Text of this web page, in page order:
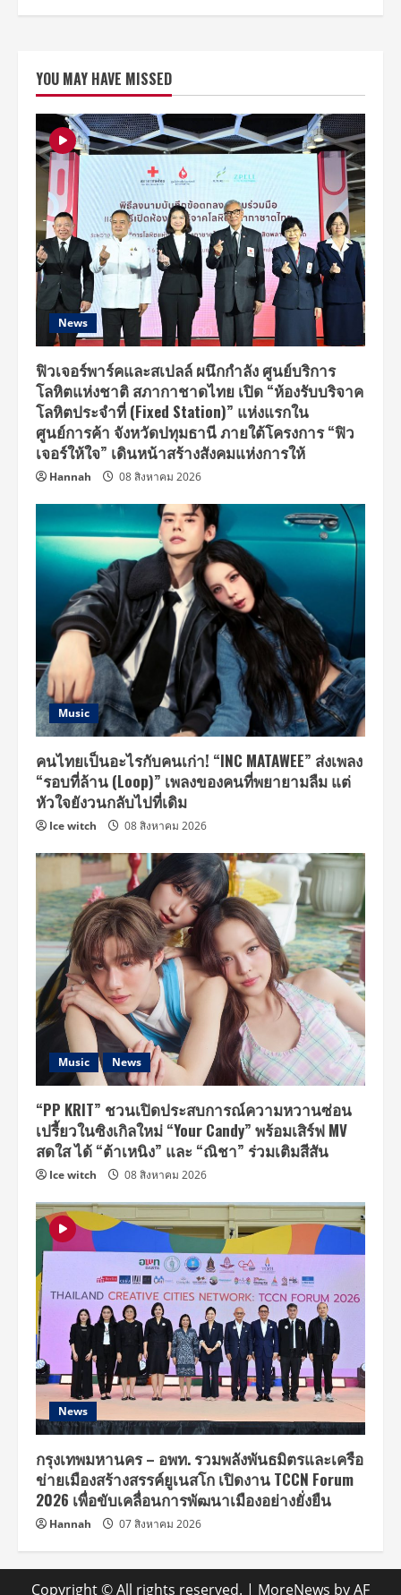
YOU MAY HAVE MISSED
News
ฟิวเจอร์พาร์คและสเปลล์ ผนึกกำลัง ศูนย์บริการ
โลหิตแห่งชาติ สภากาชาดไทย เปิด “ห้องรับบริจาค
โลหิตประจำที่ (Fixed Station)” แห่งแรกใน
ศูนย์การค้า จังหวัดปทุมธานี ภายใต้โครงการ “ฟิว
เจอร์ให้ใจ” เดินหน้าสร้างสังคมแห่งการให้
Hannah 08 สิงหาคม 2026
Music
คนไทยเป็นอะไรกับคนเก่า! “INC MATAWEE” ส่งเพลง
“รอบที่ล้าน (Loop)” เพลงของคนที่พยายามลืม แต่
หัวใจยังวนกลับไปที่เดิม
Ice witch 08 สิงหาคม 2026
Music News
“PP KRIT” ชวนเปิดประสบการณ์ความหวานซ่อน
เปรี้ยวในซิงเกิลใหม่ “Your Candy” พร้อมเสิร์ฟ MV
สดใส ได้ “ต้าเหนิง” และ “ณิชา” ร่วมเติมสีสัน
Ice witch 08 สิงหาคม 2026
News
กรุงเทพมหานคร – อพท. รวมพลังพันธมิตรและเครือ
ข่ายเมืองสร้างสรรค์ยูเนสโก เปิดงาน TCCN Forum
2026 เพื่อขับเคลื่อนการพัฒนาเมืองอย่างยั่งยืน
Hannah 07 สิงหาคม 2026
Copyright © All rights reserved. | MoreNews by AF